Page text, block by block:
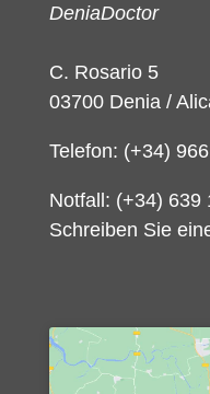
DeniaDoctor
C. Rosario 5
03700 Denia /
Telefon: (+34)
Notfall: (+34) 639
Schreiben Sie